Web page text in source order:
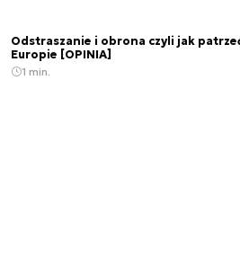
Odstraszanie i obrona czyli jak
Europie [OPINIA]
1 min.